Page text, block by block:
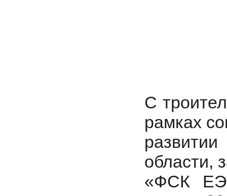
С
рамках
области,
«ФСК